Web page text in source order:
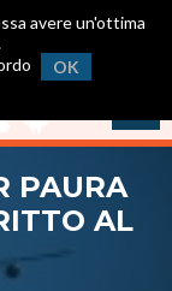
avere un'ottima
OK
PAURA
AL